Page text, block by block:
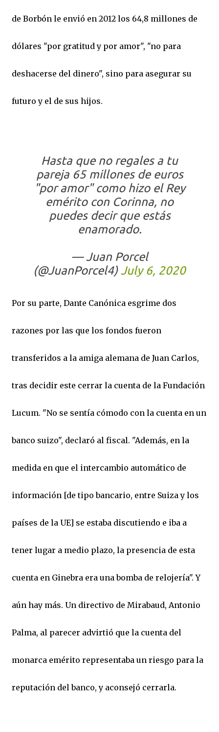
de Borbón le envió en 2012 los 64,8 millones de
dólares "por gratitud y por amor", "no para
deshacerse del dinero", sino para asegurar su
futuro y el de sus hijos.
Hasta que no regales a tu
pareja 65 millones de euros
"por amor" como hizo el Rey
emérito con Corinna, no
puedes decir que estás
enamorado.
— Juan Porcel
(@JuanPorcel4)July 6, 2020
Por su parte, Dante Canónica esgrime dos
razones por las que los fondos fueron
transferidos a la amiga alemana de Juan Carlos,
tras decidir este cerrar la cuenta de la Fundación
Lucum. "No se sentía cómodo con la cuenta en un
banco suizo", declaró al fiscal. "Además, en la
medida en que el intercambio automático de
información [de tipo bancario, entre Suiza y los
países de la UE] se estaba discutiendo e iba a
tener lugar a medio plazo, la presencia de esta
cuenta en Ginebra era una bomba de relojería". Y
aún hay más. Un directivo de Mirabaud, Antonio
Palma, al parecer advirtió que la cuenta del
monarca emérito representaba un riesgo para la
reputación del banco, y aconsejó cerrarla.